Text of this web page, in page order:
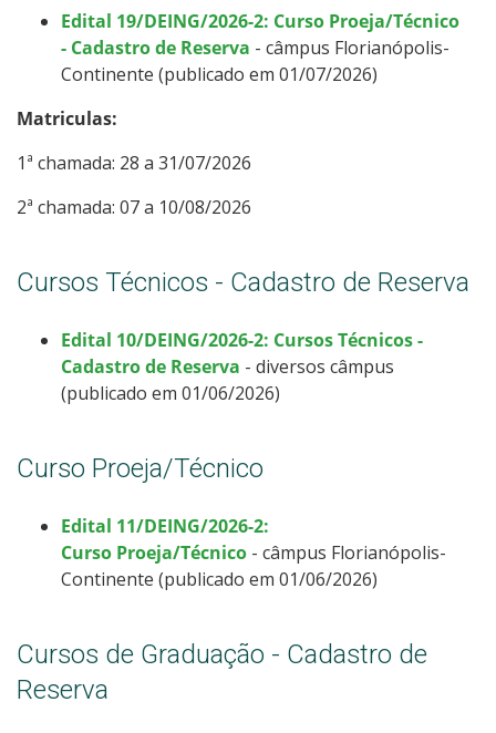
Estatísticas dos Processos Seletivos
Cadastro de interesse
Edital 19/DEING/2026-2: Curso Proeja/Técnico
- Cadastro de Reserva - câmpus Florianópolis-
Continente (publicado em 01/07/2026)
Matriculas:
1ª chamada: 28 a 31/07/2026
2ª chamada: 07 a 10/08/2026
Cursos Técnicos - Cadastro de Reserva
Edital 10/DEING/2026-2: Cursos Técnicos -
Cadastro de Reserva - diversos câmpus
(publicado em 01/06/2026)
Curso Proeja/Técnico
Edital 11/DEING/2026-2:
Curso Proeja/Técnico - câmpus Florianópolis-
Continente (publicado em 01/06/2026)
Cursos de Graduação - Cadastro de
Reserva